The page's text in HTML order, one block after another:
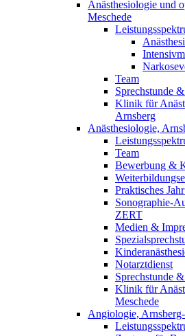
Anästhesiologie und
Meschede
Team
Sprechstunde
Klinik für
Arnsberg
Anästhesiologie,
Team
Bewerbung &
Praktisches
Sonographie-
ZERT
Medien &
Notarztdienst
Sprechstunde
Klinik für
Meschede
Angiologie,